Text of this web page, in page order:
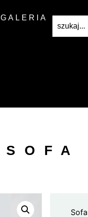
GALERIA
SOFA